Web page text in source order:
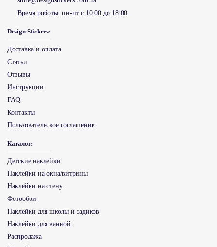
Время роботы: пн-пт с 10:00 до 18:00
Design Stickers:
Доставка и оплата
Статьи
Отзывы
Инструкции
FAQ
Контакты
Пользовательское соглашение
Каталог:
Детские наклейки
Наклейки на окна/витрины
Наклейки на стену
Фотообои
Наклейки для школы и садиков
Наклейки для ванной
Распродажа